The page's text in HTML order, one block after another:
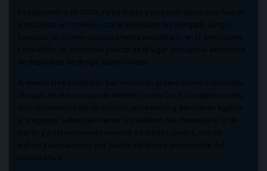
En septiembre de 2025, Yerko Iriarte y tres individuos más fueron
arrestados en conexión con el asesinato del abogado Lorgio
Saucedo, un crimen presuntamente perpetrado en el aeródromo
Coloradillo. Un operativo policial en el lugar destapó la existencia
de depósitos de droga subterráneos.
Al menos tres incidentes han vinculado al aeródromo Coloradillo,
ubicado en el municipio de Warnes (Santa Cruz), con ejecuciones,
descubrimientos de narcóticos, armamento y aeronaves ligadas
al uruguayo Sebastián Marset. Este último fue detenido el 13 de
marzo y posteriormente enviado a Estados Unidos, donde
enfrenta acusaciones por lavado de dinero proveniente del
narcotráfico.